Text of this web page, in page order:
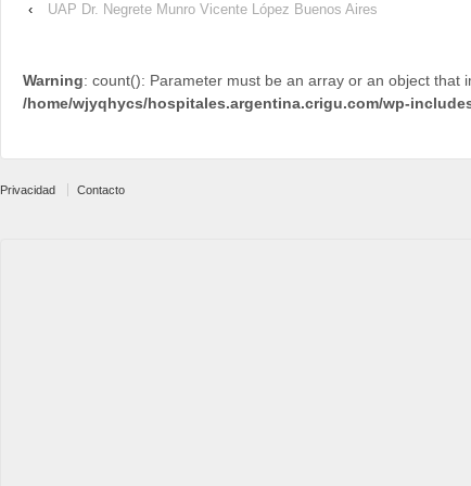
‹ UAP Dr. Negrete Munro Vicente López Buenos Aires
Warning: count(): Parameter must be an array or an object that
/home/wjyqhycs/hospitales.argentina.crigu.com/wp-
Privacidad Contacto